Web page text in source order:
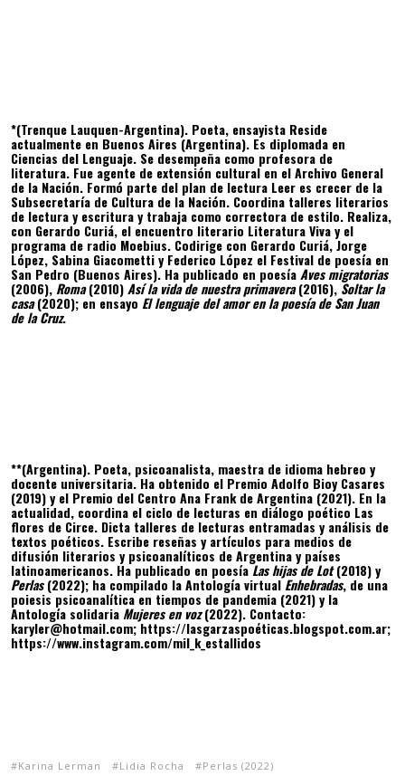
*(Trenque Lauquen-Argentina). Poeta, ensayista Reside
actualmente en Buenos Aires (Argentina). Es diplomada en
Ciencias del Lenguaje. Se desempeña como profesora de
literatura. Fue agente de extensión cultural en el Archivo General
de la Nación. Formó parte del plan de lectura Leer es crecer de la
Subsecretaría de Cultura de la Nación. Coordina talleres literarios
de lectura y escritura y trabaja como correctora de estilo. Realiza,
con Gerardo Curiá, el encuentro literario Literatura Viva y el
programa de radio Moebius. Codirige con Gerardo Curiá, Jorge
López, Sabina Giacometti y Federico López el Festival de poesía en
San Pedro (Buenos Aires). Ha publicado en poesía Aves migratorias
(2006), Roma(2010) Así la vida de nuestra primavera(2016), Soltar la
casa(2020); en ensayo El lenguaje del amor en la poesía de San Juan
de la Cruz.
**(Argentina). Poeta, psicoanalista, maestra de idioma hebreo y
docente universitaria. Ha obtenido el Premio Adolfo Bioy Casares
(2019) y el Premio del Centro Ana Frank de Argentina (2021). En la
actualidad, coordina el ciclo de lecturas en diálogo poético Las
flores de Circe. Dicta talleres de lecturas entramadas y análisis de
textos poéticos. Escribe reseñas y artículos para medios de
difusión literarios y psicoanalíticos de Argentina y países
latinoamericanos. Ha publicado en poesíaLas hijas de Lot(2018) y
Perlas(2022); ha compilado la Antología virtualEnhebradas, de una
poiesis psicoanalítica en tiempos de pandemia (2021) y la
Antología solidaria Mujeres en voz(2022). Contacto:
karyler@hotmail.com; https://lasgarzaspoéticas.blogspot.com.ar;
https://www.instagram.com/mil_k_estallidos
Karina Lerman Lidia Rocha
Perlas (2022)